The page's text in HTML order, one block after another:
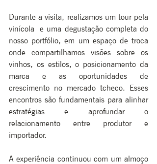
Durante a visita, realizamos um tour pela
vinícola e uma degustação completa do
nosso portfólio, em um espaço de troca
onde compartilhamos visões sobre os
vinhos, os estilos, o posicionamento da
marca e as oportunidades de
crescimento no mercado tcheco. Esses
encontros são fundamentais para alinhar
estratégias e aprofundar o
relacionamento entre produtor e
importador.
A experiência continuou com um almoço